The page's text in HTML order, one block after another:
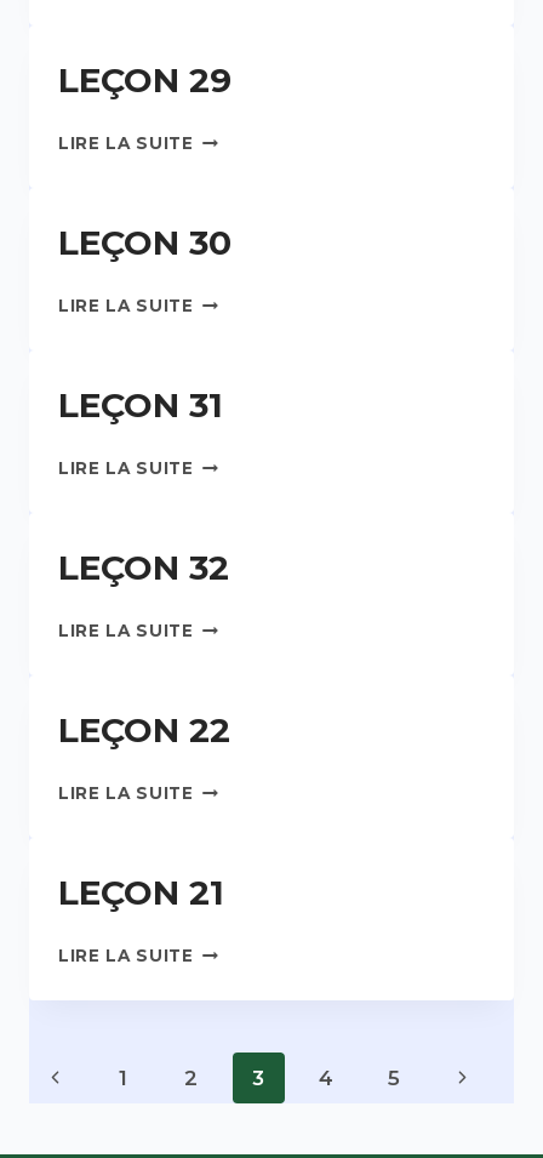
LEÇON 29
LIRE LA SUITE
LEÇON 30
LIRE LA SUITE
LEÇON 31
LIRE LA SUITE
LEÇON 32
LIRE LA SUITE
LEÇON 22
LIRE LA SUITE
LEÇON 21
LIRE LA SUITE
Page
1 2 3 4 5